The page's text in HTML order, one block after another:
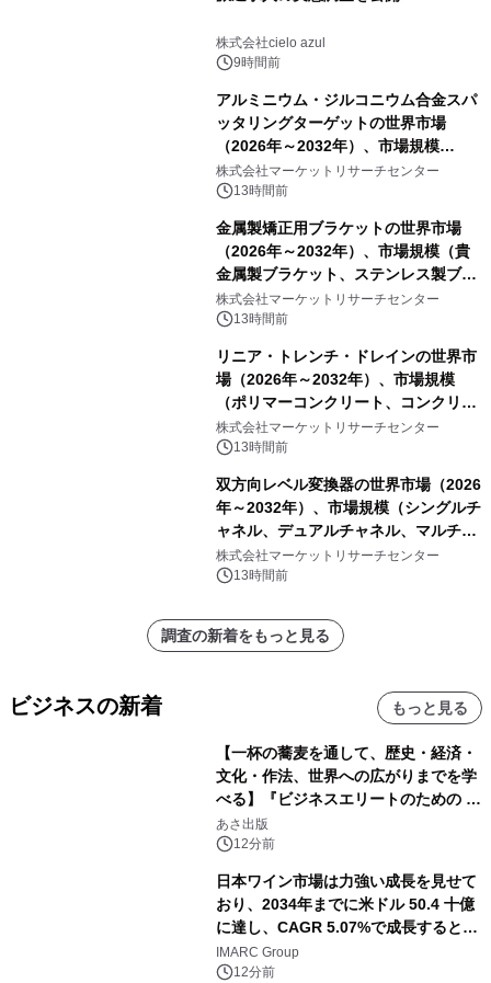
株式会社cielo azul
9時間前
アルミニウム・ジルコニウム合金スパ
ッタリングターゲットの世界市場
（2026年～2032年）、市場規模
（0.995、0.999、その他）・分析レポ
ートを発表
株式会社マーケットリサーチセンター
13時間前
金属製矯正用ブラケットの世界市場
（2026年～2032年）、市場規模（貴
金属製ブラケット、ステンレス製ブラ
ケット、純チタン製ブラケット）・分
析レポートを発表
株式会社マーケットリサーチセンター
13時間前
リニア・トレンチ・ドレインの世界市
場（2026年～2032年）、市場規模
（ポリマーコンクリート、コンクリー
ト、プラスチック、金属）・分析レポ
ートを発表
株式会社マーケットリサーチセンター
13時間前
双方向レベル変換器の世界市場（2026
年～2032年）、市場規模（シングルチ
ャネル、デュアルチャネル、マルチチ
ャネル）・分析レポートを発表
株式会社マーケットリサーチセンター
13時間前
調査の新着をもっと見る
ビジネスの新着 もっと見る
【一杯の蕎麦を通して、歴史・経済・
文化・作法、世界への広がりまでを学
べる】『ビジネスエリートのための 教
養としての蕎麦』2026年8月25日
（火）発売
あさ出版
12分前
日本ワイン市場は力強い成長を見せて
おり、2034年までに米ドル 50.4 十億
に達し、CAGR 5.07%で成長すると予
測
IMARC Group
12分前